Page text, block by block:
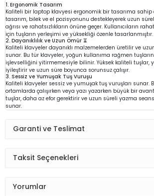
1. Ergonomik Tasarım
Kaliteli bir laptop klavyesi ergonomik bir tasarıma sahip
tasarım, bilek ve el pozisyonunu destekleyerek uzun
ağrısı ve rahatsızlıkların önüne geçer. Kullanıcıların
için tuşların yerleşimi ve yüksekliği özenle tasarlanmıştır.
2. Dayanıklılık ve Uzun Ömür ⏳
Kaliteli klavyeler dayanıklı malzemelerden üretilir ve
sunar. Bu tür klavyeler, yoğun kullanıma rağmen
işlevselliğini yitirmemesiyle bilinir. Yüksek kaliteli tuşlar,
iyileştirir ve uzun süre boyunca sorunsuz çalışır.
3. Sessiz ve Yumuşak Tuş Vuruşu
Kaliteli klavyeler sessiz ve yumuşak tuş vuruşları sunar.
ortamlarda çalışırken veya yazı yazarken büyük bir
tuşlar, daha az efor gerektirir ve uzun süreli yazma
sunar.
Garanti ve Teslimat
Taksit Seçenekleri
Yorumlar